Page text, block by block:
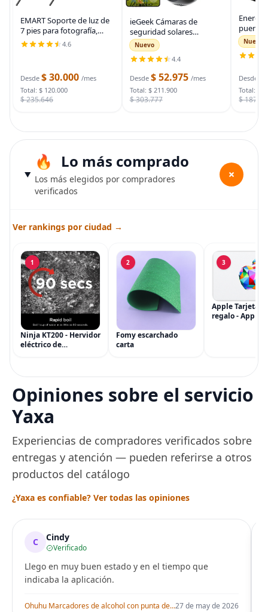
EMART Soporte de luz de
7 pies para fotografía,
soporte de trípode
portátil para fotos y
con funda de
4.6
Desde $ 30.000 /mes
Total: $ 120.000
$ 235.646
ieGeek Cámaras de
seguridad solares
inalámbricas para
exteriores, cámara WiFi 2K
para sistema de
seguridad del hogar,
cámara de vigilancia
Nuevo
4.4
Desde $ 52.975 /mes
Total: $ 211.900
$ 303.777
puente
auto,
para
bolsa
Nuevo
Desde
Total: $
$
Lo más comprado
Los más elegidos por compradores
verificados
+
Ver rankings por ciudad →
1
Ninja KT200 - Hervidor
eléctrico de
ajuste de temperatura
de Acero
2
Fomy escarchado
carta
3
Apple Tarjeta
regalo - App
Opiniones sobre el servicio
Yaxa
Experiencias de compradores verificados sobre
entregas y atención — pueden referirse a otros
productos del catálogo
¿Yaxa es confiable? Ver todas las opiniones
C Cindy
Verificado
Llego en muy buen estado y en el tiempo que
indicaba la aplicación.
Ohuhu Marcadores de alcohol con punta de pincel – Juego de marcadores artísticos de doble punta con certificación AP para artistas adultos27 de may de 2026